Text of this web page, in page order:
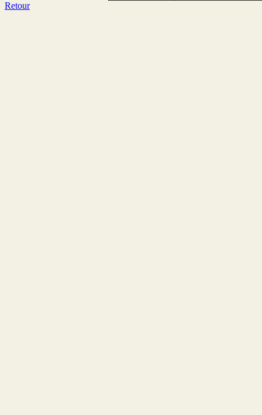
Retour